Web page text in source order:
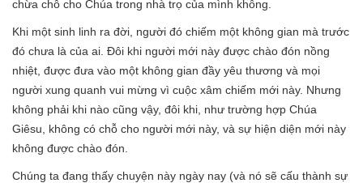
chừa chỗ cho Chúa trong nhà trọ của mình không.
Khi một sinh linh ra đời, người đó chiếm một không gian mà trước
đó chưa là của ai. Đôi khi người mới này được chào đón nồng
nhiệt, được đưa vào một không gian đầy yêu thương và mọi
người xung quanh vui mừng vì cuộc xâm chiếm mới này. Nhưng
không phải khi nào cũng vậy, đôi khi, như trường hợp Chúa
Giêsu, không có chỗ cho người mới này, và sự hiện diện mới này
không được chào đón.
Chúng ta đang thấy chuyện này ngày nay (và nó sẽ cấu thành sự